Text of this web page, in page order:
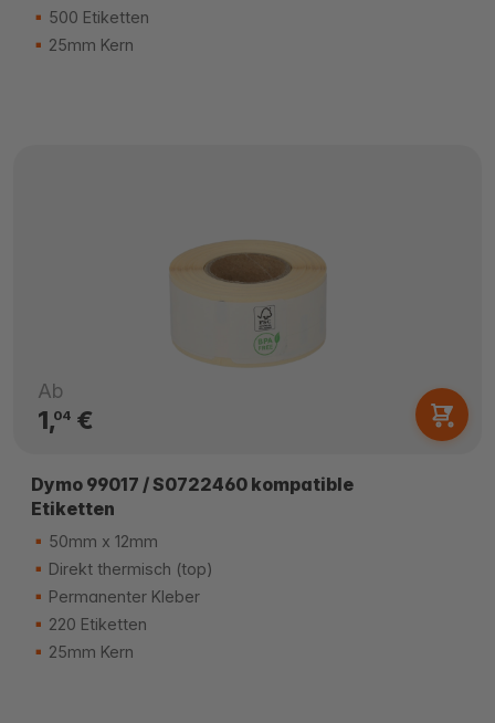
500 Etiketten
25mm Kern
Ab
1,04€
Dymo 99017 / S0722460 kompatible
Etiketten
50mm x 12mm
Direkt thermisch (top)
Permanenter Kleber
220 Etiketten
25mm Kern